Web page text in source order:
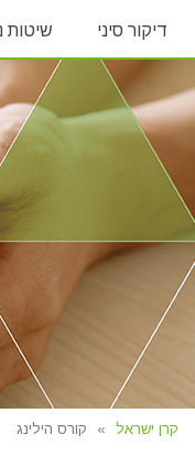
דיקור סיני שיטות
קרן ישראל קורס הילינג